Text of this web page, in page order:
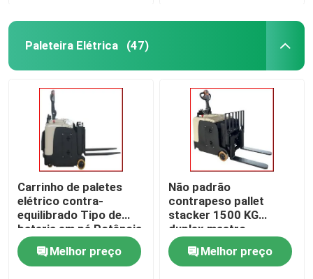
Paleteira Elétrica (47)
Carrinho de paletes
elétrico contra-
equilibrado Tipo de
bateria em pé Potência
Melhor preço
Não padrão
contrapeso pallet
stacker 1500 KG
duplex mastro
Melhor preço